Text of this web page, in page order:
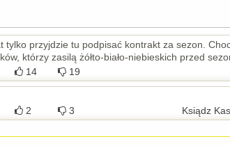
tylko przyjdzie tu podpisać kontrakt za sezon.
którzy zasilą żółto-biało-niebieskich przed
14 19
2 3 Ksiądz